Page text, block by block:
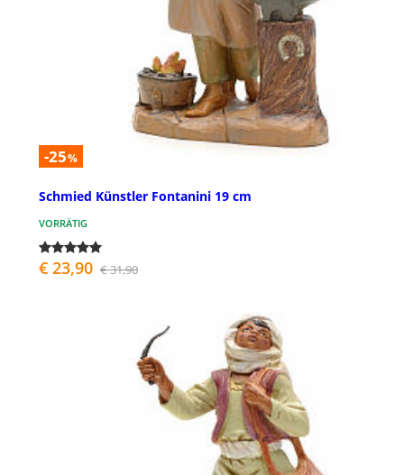
-25%
Schmied Künstler Fontanini 19 cm
VORRÄTIG
€ 23,90 € 31,90